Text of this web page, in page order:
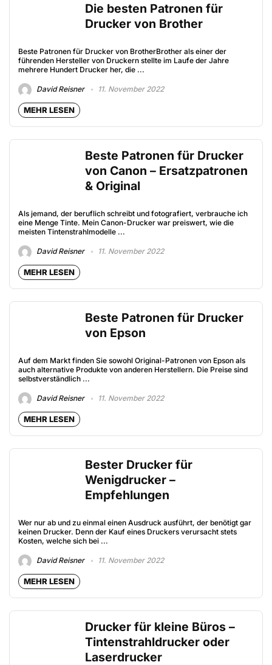
Die besten Patronen für
Drucker von Brother
Beste Patronen für Drucker von BrotherBrother als einer der
führenden Hersteller von Druckern stellte im Laufe der Jahre
mehrere Hundert Drucker her, die ...
David Reisner 11. November 2022
MEHR LESEN
Beste Patronen für Drucker
von Canon – Ersatzpatronen
& Original
Als jemand, der beruflich schreibt und fotografiert, verbrauche ich
eine Menge Tinte. Mein Canon-Drucker war preiswert, wie die
meisten Tintenstrahlmodelle ...
David Reisner 11. November 2022
MEHR LESEN
Beste Patronen für Drucker
von Epson
Auf dem Markt finden Sie sowohl Original-Patronen von Epson als
auch alternative Produkte von anderen Herstellern. Die Preise sind
selbstverständlich ...
David Reisner 11. November 2022
MEHR LESEN
Bester Drucker für
Wenigdrucker –
Empfehlungen
Wer nur ab und zu einmal einen Ausdruck ausführt, der benötigt gar
keinen Drucker. Denn der Kauf eines Druckers verursacht stets
Kosten, welche sich bei ...
David Reisner 11. November 2022
MEHR LESEN
Drucker für kleine Büros –
Tintenstrahldrucker oder
Laserdrucker